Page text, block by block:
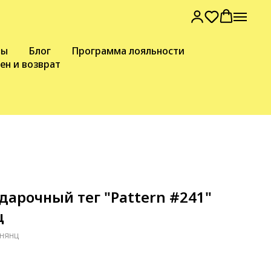
Блог
Программа лояльности
и возврат
тег "Pattern #241"